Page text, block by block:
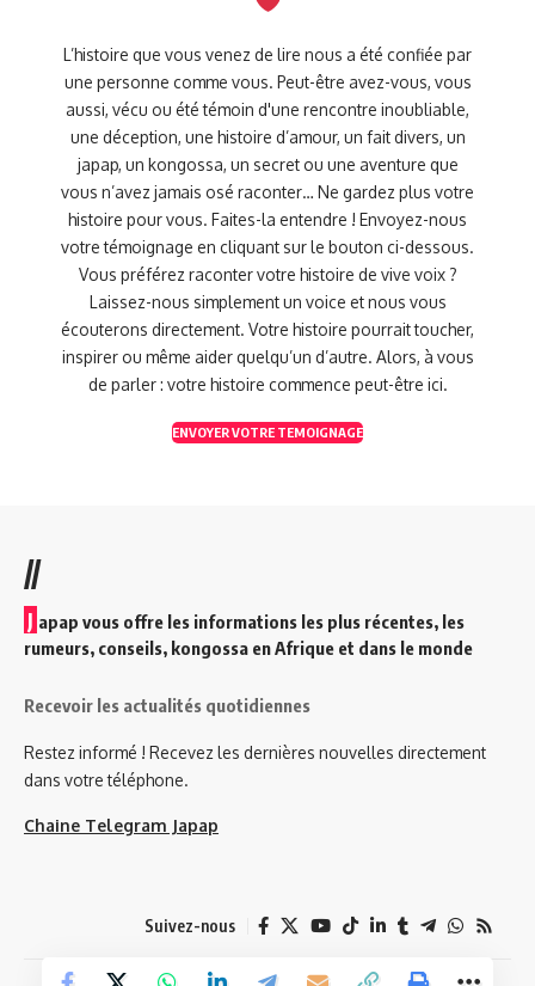
L’histoire que vous venez de lire nous a été confiée par
une personne comme vous. Peut-être avez-vous, vous
aussi, vécu ou été témoin d'une rencontre inoubliable,
une déception, une histoire d’amour, un fait divers, un
japap, un kongossa, un secret ou une aventure que
vous n’avez jamais osé raconter… Ne gardez plus votre
histoire pour vous. Faites-la entendre ! Envoyez-nous
votre témoignage en cliquant sur le bouton ci-dessous.
Vous préférez raconter votre histoire de vive voix ?
Laissez-nous simplement un voice et nous vous
écouterons directement. Votre histoire pourrait toucher,
inspirer ou même aider quelqu’un d’autre. Alors, à vous
de parler : votre histoire commence peut-être ici.
ENVOYER VOTRE TEMOIGNAGE
//
J apap vous offre les informations les plus récentes, les
rumeurs, conseils, kongossa en Afrique et dans le monde
Recevoir les actualités quotidiennes
Restez informé ! Recevez les dernières nouvelles directement
dans votre téléphone.
Chaine Telegram Japap
Suivez-nous